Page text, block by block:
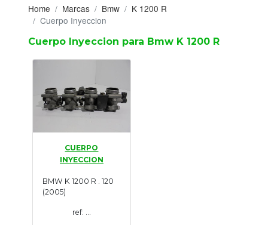
Neumáticos
Campa
Nuevos
Usados
Formulario
Home Marcas Bmw
K 1200 R
Cuerpo Inyeccion
Cuerpo Inyeccion para Bmw K 1200 R
CUERPO
INYECCION
BMW K 1200 R . 120
(2005)
ref: ...